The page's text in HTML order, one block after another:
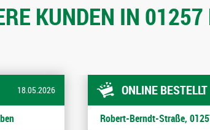
KUNDEN IN
18.05.2026 ONLINE BESTELLT
Robert-Berndt-Straße,